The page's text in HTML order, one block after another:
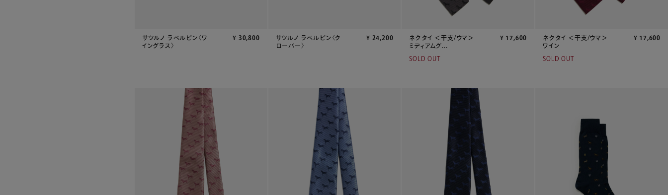
サツルノ ラペルピン〈ワ
イングラス〉
¥ 30,800
サツルノ ラペルピン〈ク
ローバー〉
¥ 24,200
ネクタイ ＜干支/ウマ＞
ミディアムグ...
¥ 17,600
SOLD OUT
ネクタイ ＜干支/ウマ＞
ワイン
¥ 17,600
SOLD OUT